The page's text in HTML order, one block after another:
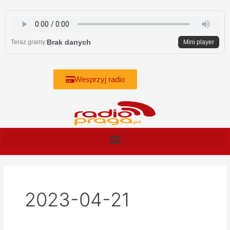
content
Teraz gramy:Brak danych Mini player
Wesprzyj radio
2023-04-21